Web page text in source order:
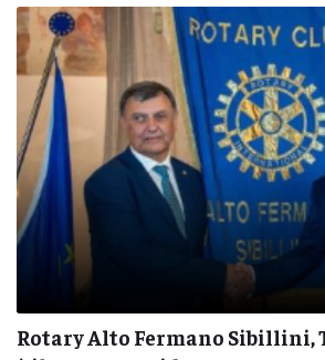
Rotary Alto Fermano Sibillini,